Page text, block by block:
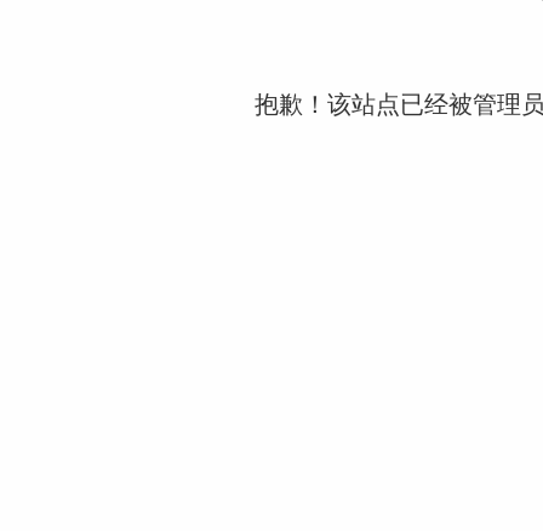
抱歉！该站点已经被管理